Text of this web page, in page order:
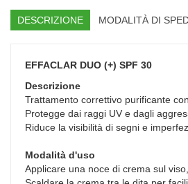
DESCRIZIONE MODALITÀ DI
EFFACLAR DUO (+) SPF 30
Descrizione
Trattamento correttivo purificante
Protegge dai raggi UV e dagli
Riduce la visibilità di segni e
Modalità d'uso
Applicare una noce di crema sul